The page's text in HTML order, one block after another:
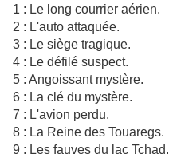
1 : Le long courrier aérien.
2 : L'auto attaquée.
3 : Le siège tragique.
4 : Le défilé suspect.
5 : Angoissant mystère.
6 : La clé du mystère.
7 : L'avion perdu.
8 : La Reine des Touaregs.
9 : Les fauves du lac Tchad.